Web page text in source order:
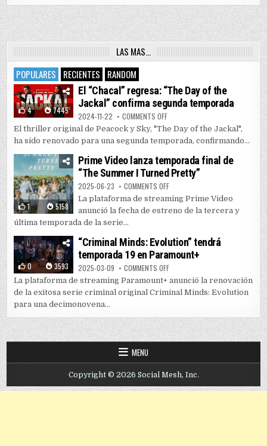
LAS MAS…
POPULARES
RECIENTES RANDOM
4 7445
El “Chacal” regresa: “The Day of the
Jackal” confirma segunda temporada
2024-11-22 COMMENTS OFFON EL “CHACAL” REGRESA: “THE
El thriller original de Peacock y Sky, "The Day of the Jackal",
ha sido renovado para una segunda temporada, confirmando...
1 5158
Prime Video lanza temporada final de
“The Summer I Turned Pretty”
2025-06-23 COMMENTS OFFON PRIME VIDEO LANZA
La plataforma de streaming Prime Video
anunció la fecha de estreno de la tercera y
última temporada de la serie...
0 3593
“Criminal Minds: Evolution” tendrá
temporada 19 en Paramount+
2025-03-09 COMMENTS OFFON “CRIMINAL MINDS:
La plataforma de streaming Paramount+ anunció la renovación
de la exitosa serie criminal original Criminal Minds: Evolution
para una decimonovena...
MENU
Copyright © 2026 Social Mesh, Inc.